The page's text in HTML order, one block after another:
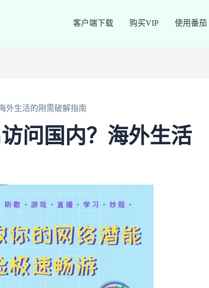
客户端下载 购买VIP 使用番茄
外生活的刚需破解指南
问国内？海外生活